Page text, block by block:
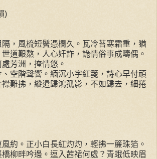
)
，風梳短鬢憑欄久。瓦冷苔寒霜重，猶
道艱熬，人心奸詐，詭情俗事成疇偶。
芳洲，掩情悠。
空階聲響。緬沉小字紅箋，詩心早付頑
難拂，縱遣歸鴻孤影，不如歸去，細捲
約。正小白長紅灼灼，輕拂一簾珠箔。
柳畔吟邊。逗入茜裙何處？青蛾低映眉